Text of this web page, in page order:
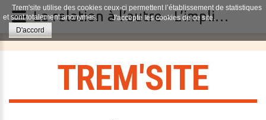
TREM'SITE
Trem'site utilise des cookies ceux-ci permettent l’établissement de statistiques
et sont totalement anonymes.
J'accepte les cookies de ce site.
D'accord
La relation à l’autre - L’implication distanciée